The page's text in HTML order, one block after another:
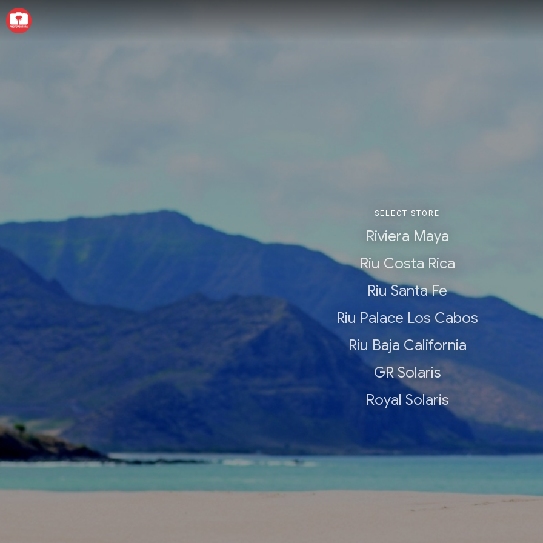
SELECT STORE
Riviera Maya
Riu Costa Rica
Riu Santa Fe
Riu Palace Los Cabos
Riu Baja California
GR Solaris
Royal Solaris